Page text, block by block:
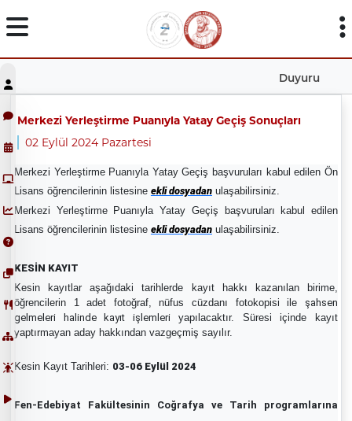
Duyuru
Merkezi Yerleştirme Puanıyla Yatay Geçiş Sonuçları
02 Eylül 2024 Pazartesi
Merkezi Yerleştirme Puanıyla Yatay Geçiş başvuruları kabul edilen Ön
Lisans öğrencilerinin listesine ekli dosyadanulaşabilirsiniz.
Merkezi Yerleştirme Puanıyla Yatay Geçiş başvuruları kabul edilen
Lisans öğrencilerinin listesine ekli dosyadanulaşabilirsiniz.
KESİN KAYIT
Kesin kayıtlar aşağıdaki tarihlerde kayıt hakkı kazanılan birime,
öğrencilerin 1 adet fotoğraf, nüfus cüzdanı fotokopisi ile şahsen
gelmeleri halinde kayıt işlemleri yapılacaktır. Süresi içinde kayıt
yaptırmayan aday hakkından vazgeçmiş sayılır.
Kesin Kayıt Tarihleri: 03-06 Eylül 2024
Fen-Edebiyat Fakültesinin Coğrafya ve Tarih programlarına